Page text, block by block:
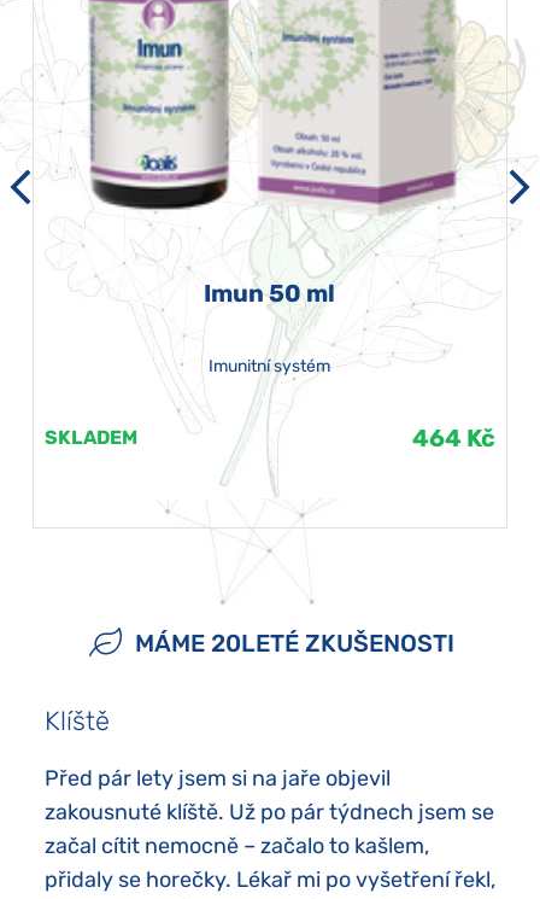
Imun 50 ml
Imunitní systém
SKLADEM 464 Kč
MÁME 20LETÉ ZKUŠENOSTI
Klíště
Před pár lety jsem si na jaře objevil
zakousnuté klíště. Už po pár týdnech jsem se
začal cítit nemocně – začalo to kašlem,
přidaly se horečky. Lékař mi po vyšetření řekl,